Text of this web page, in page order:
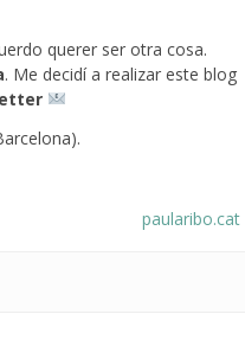
querer ser otra cosa.
. Me decidí a realizar este blog
paularibo.cat